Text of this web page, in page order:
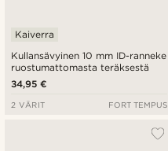
Kullansävyinen 10 mm ID-ranneke
ruostumattomasta teräksestä
Kaiverra
34,95 €
2 VÄRIT FORT TEMPUS